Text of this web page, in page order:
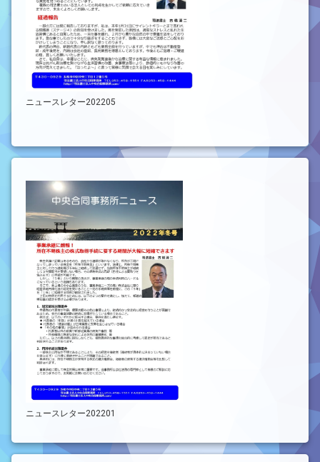
ニュースレター202205
ニュースレター202201